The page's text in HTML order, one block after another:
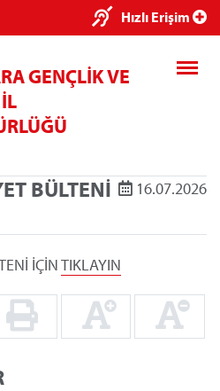
Hızlı Erişim
GENÇLİK VE
BÜLTENİ
16.07.2026
İÇİNTIKLAYIN
×
Bilgi
Kredi/Yurt